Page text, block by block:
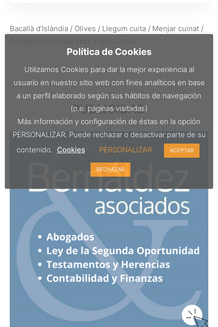
Bacallà d’Islàndia / Olives / Llegum cuita / Menjar cuinat /
PUBLICIDAD
Política de Cookies
Utilizamos Cookies para dar la mejor experiencia al
usuario en nuestro sitio web con fines analíticos en base
a un perfil elaborado según sus hábitos de navegación
(p.e. páginas visitadas)
Más información y configuración de éstas en la opción
PERSONALIZAR. Puede rechazar o desactivar parte de su
contenido. Cookies PERSONALIZAR ACEPTAR
RECHAZAR